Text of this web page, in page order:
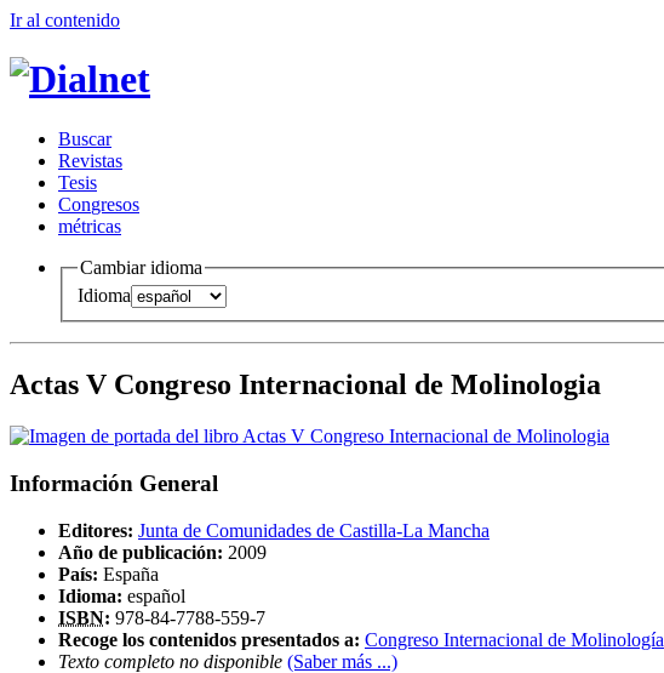
Ir al contenido
Buscar
Revistas
Tesis
Congresos
métricas
Cambiar idioma
Idioma
Actas V Congreso Internacional de Molinologia
Información General
Editores: Junta de Comunidades de Castilla-La Mancha
Año de publicación: 2009
País: España
Idioma: español
ISBN: 978-84-7788-559-7
Recoge los contenidos presentados a: Congreso Internacional de Molinología
Texto completo no disponible (Saber más ...)